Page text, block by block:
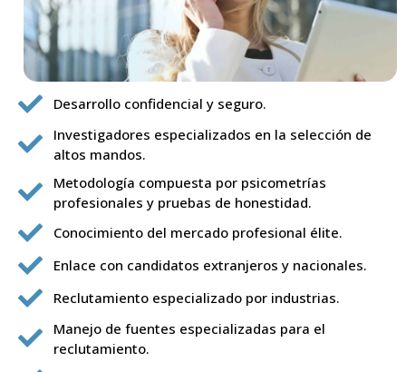
Desarrollo confidencial y seguro.
Investigadores especializados en la selección de
altos mandos.
Metodología compuesta por psicometrías
profesionales y pruebas de honestidad.
Conocimiento del mercado profesional élite.
Enlace con candidatos extranjeros y nacionales.
Reclutamiento especializado por industrias.
Manejo de fuentes especializadas para el
reclutamiento.